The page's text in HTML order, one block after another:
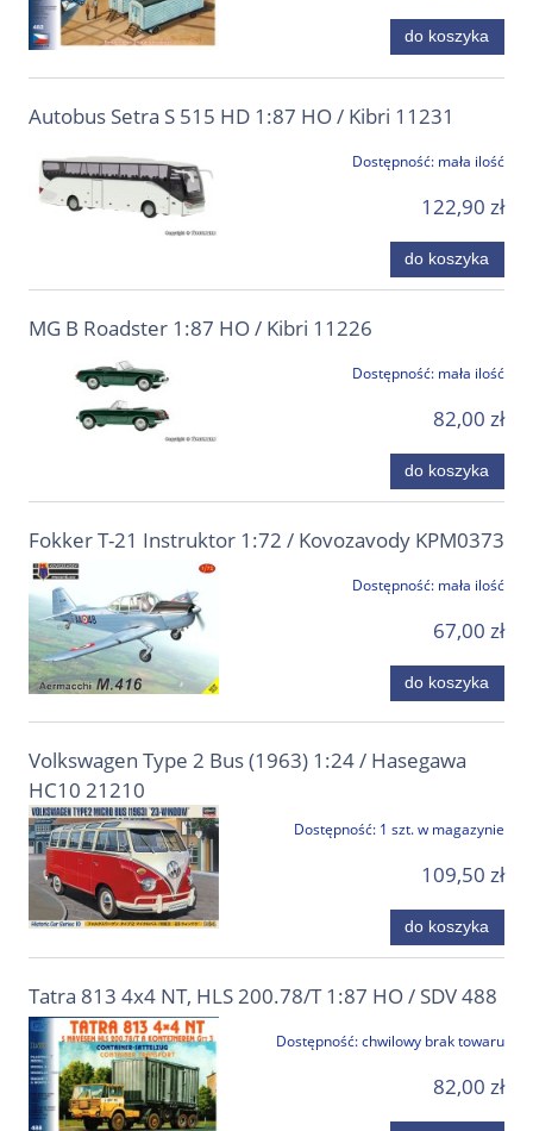
do koszyka
Autobus Setra S 515 HD 1:87 HO / Kibri 11231
Dostępność: mała ilość
122,90 zł
do koszyka
MG B Roadster 1:87 HO / Kibri 11226
Dostępność: mała ilość
82,00 zł
do koszyka
Fokker T-21 Instruktor 1:72 / Kovozavody KPM0373
Dostępność: mała ilość
67,00 zł
do koszyka
Volkswagen Type 2 Bus (1963) 1:24 / Hasegawa
HC10 21210
Dostępność: 1 szt. w magazynie
109,50 zł
do koszyka
Tatra 813 4x4 NT, HLS 200.78/T 1:87 HO / SDV 488
Dostępność:chwilowy brak towaru
82,00 zł